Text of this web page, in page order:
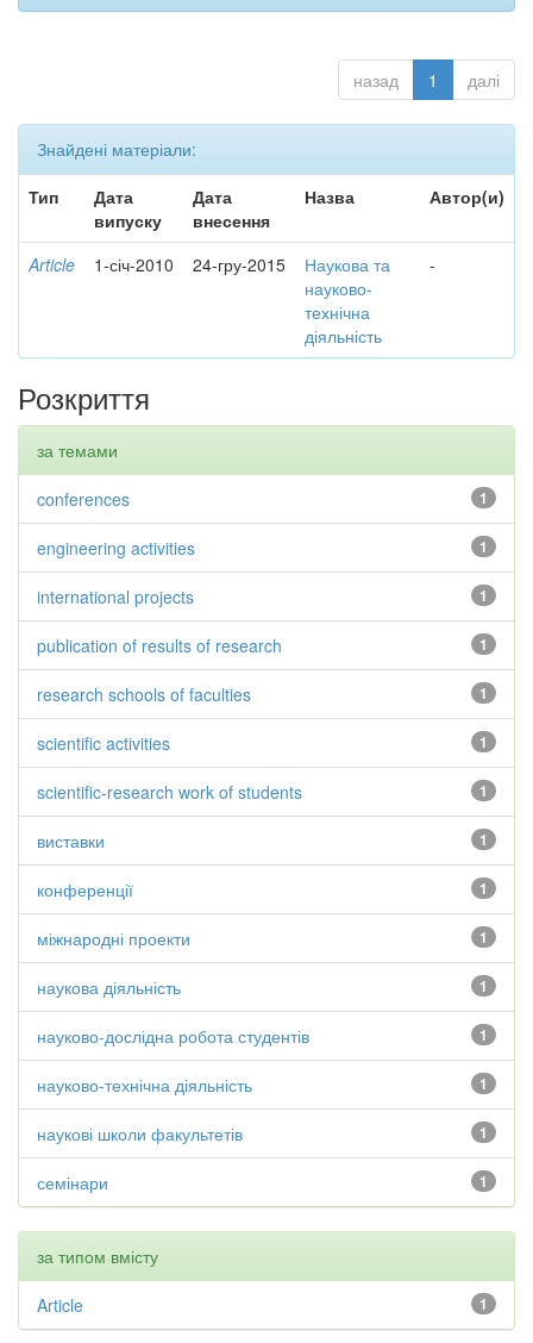
назад 1 далі
Знайдені матеріали:
Тип
Дата
випуску
Дата
внесення
Назва Автор(и)
Article 1-січ-2010 24-гру-2015
Наукова та
науково-
технічна
діяльність
-
Розкриття
за темами
1
conferences
1
engineering activities
1
international projects
1
publication of results of research
1
research schools of faculties
1
scientific activities
1
scientific-research work of students
1
виставки
1
конференції
1
міжнародні проекти
1
наукова діяльність
1
науково-дослідна робота студентів
1
науково-технічна діяльність
1
наукові школи факультетів
1
семінари
за типом вмісту
1
Article